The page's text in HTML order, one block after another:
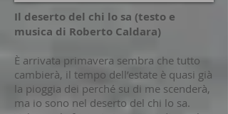
Il deserto del chi lo sa (testo e
musica di Roberto Caldara)
È arrivata primavera sembra che tutto
cambierà, il tempo dell’estate è quasi già
la pioggia dei perché su di me scenderà,
ma io sono nel deserto del chi lo sa.